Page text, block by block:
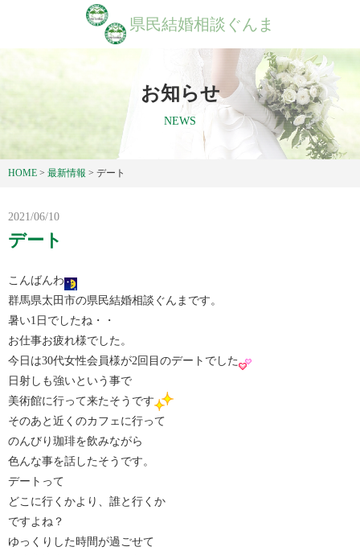
県民結婚相談ぐんま
お知らせ
NEWS
HOME > 最新情報 > デート
2021/06/10
デート
こんばんわ
群馬県太田市の県民結婚相談ぐんまです。
暑い1日でしたね・・
お仕事お疲れ様でした。
今日は30代女性会員様が2回目のデートでした
日射しも強いという事で
美術館に行って来たそうです
そのあと近くのカフェに行って
のんびり珈琲を飲みながら
色んな事を話したそうです。
デートって
どこに行くかより、誰と行くか
ですよね？
ゆっくりした時間が過ごせて